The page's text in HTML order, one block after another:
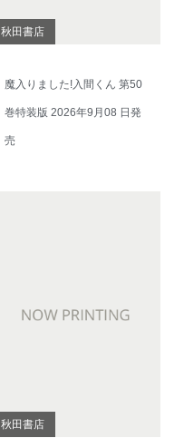
秋田書店
魔入りました!入間くん 第50
巻特装版 2026年9月08 日発
売
秋田書店